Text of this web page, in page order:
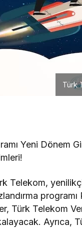
Türk
Yeni Dönem
Telekom,
Türk Telekom
Ayrıca,